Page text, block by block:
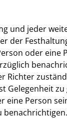
und jeder
der
oder eine
Richter
Gelegenheit zu
eine Person
benachrichtigen.